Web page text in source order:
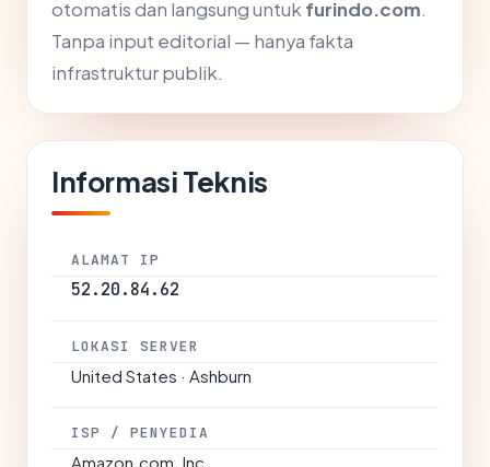
otomatis dan langsung untuk furindo.com.
Tanpa input editorial — hanya fakta
infrastruktur publik.
Informasi Teknis
ALAMAT IP
52.20.84.62
LOKASI SERVER
United States · Ashburn
ISP / PENYEDIA
Amazon.com, Inc.